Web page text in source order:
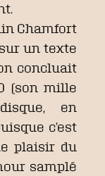
Chamfort
, sur un texte
concluait
(son mille
en
c’est
plaisir du
samplé